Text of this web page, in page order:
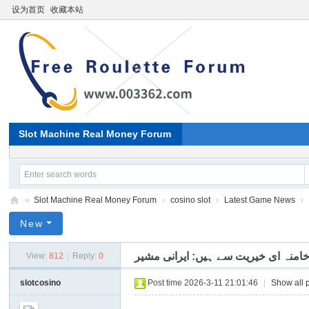
设为首页 收藏本站
Slot Machine Real Money Forum
ki
» Slot Machine Real Money Forum › cosino slot › Latest Game News ›
New
View: 812 Reply: 0 ای خیریت سے ہیں: ایرانی مشیر
slotcosino Post time 2026-3-11 21:01:46 Show all